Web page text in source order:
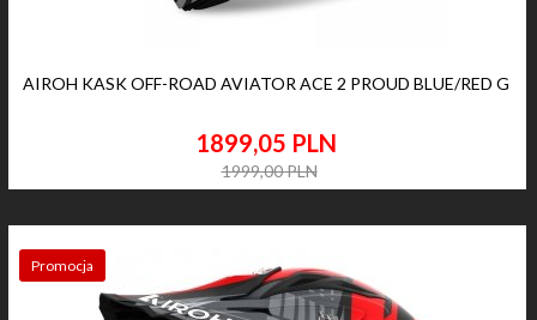
AIROH KASK OFF-ROAD AVIATOR ACE 2 PROUD BLUE/RED G
1899,05 PLN
1999,00 PLN
Promocja